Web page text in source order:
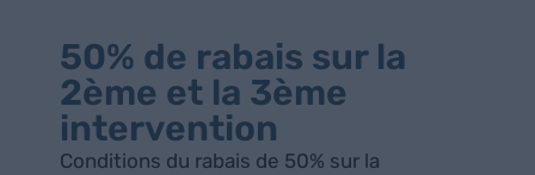
50% de rabais sur la
2ème et la 3ème
intervention
Conditions du rabais de 50% sur la